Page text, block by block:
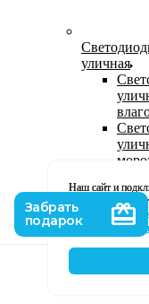
уличная
220В
Наш сайт и
числе, Яндекс
использование